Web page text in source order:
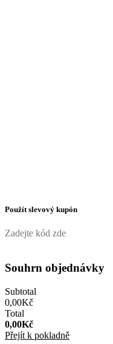
Použít slevový kupón
Souhrn objednávky
Subtotal
0,00Kč
Total
0,00Kč
Přejít k pokladně